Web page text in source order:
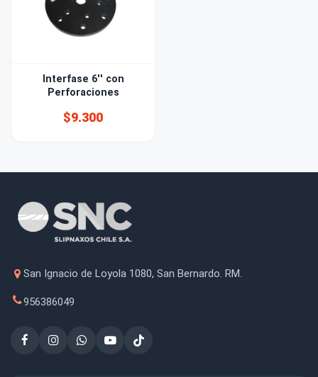
Interfase 6'' con
Perforaciones
$9.300
San Ignacio de Loyola 1080, San Bernardo. RM.
956386049